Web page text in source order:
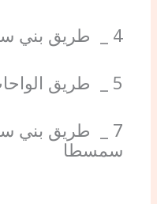
4 _ طريق بني سويف – القاهرة
5 _ طريق الواحات
7 _ طريق بني
سمسطا